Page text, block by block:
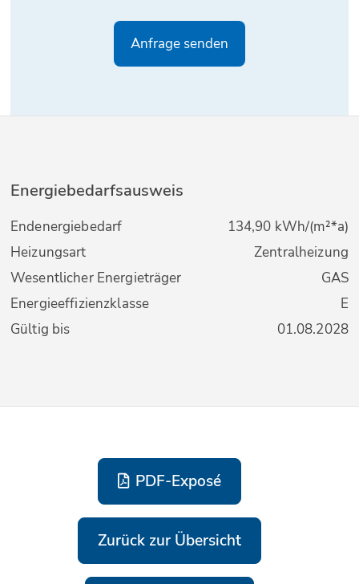
Energiebedarfsausweis
Endenergiebedarf
134,90 kWh/(m²*a)
Heizungsart
Zentralheizung
Wesentlicher Energieträger
GAS
Energieeffizienzklasse
E
Gültig bis
01.08.2028
PDF-Exposé
Zurück zur Übersicht